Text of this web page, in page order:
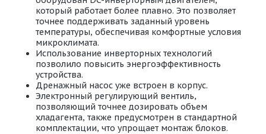
который работает более плавно. Это позволяет
точнее поддерживать заданный уровень
температуры, обеспечивая комфортные условия
микроклимата.
Использование инверторных технологий
позволило повысить энергоэффективность
устройства.
Дренажный насос уже встроен в корпус.
Электронный регулирующий вентиль,
позволяющий точнее дозировать объем
хладагента, также предусмотрен в стандартной
комплектации, что упрощает монтаж блоков.